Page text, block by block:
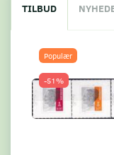
TILBUD
Populær
-51%